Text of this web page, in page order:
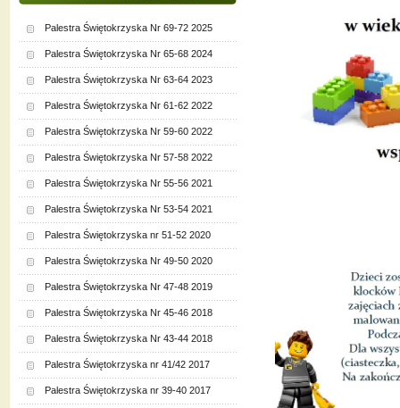
Palestra Świętokrzyska Nr 69-72 2025
Palestra Świętokrzyska Nr 65-68 2024
Palestra Świętokrzyska Nr 63-64 2023
Palestra Świętokrzyska Nr 61-62 2022
Palestra Świętokrzyska Nr 59-60 2022
Palestra Świętokrzyska Nr 57-58 2022
Palestra Świętokrzyska Nr 55-56 2021
Palestra Świętokrzyska Nr 53-54 2021
Palestra Świętokrzyska nr 51-52 2020
Palestra Świętokrzyska Nr 49-50 2020
Palestra Świętokrzyska Nr 47-48 2019
Palestra Świętokrzyska Nr 45-46 2018
Palestra Świętokrzyska Nr 43-44 2018
Palestra Świętokrzyska nr 41/42 2017
Palestra Świętokrzyska nr 39-40 2017